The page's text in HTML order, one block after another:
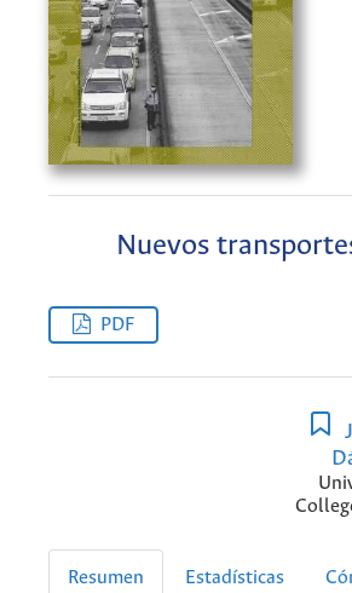
Nuevos
PDF
Resumen Estadísticas